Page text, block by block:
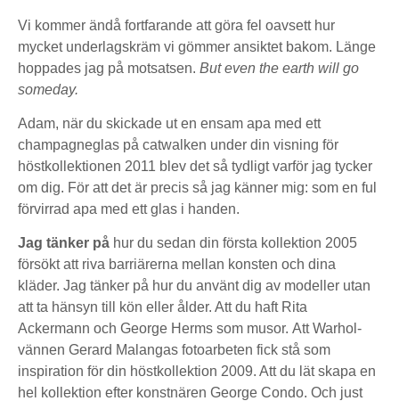
Vi kommer ändå fortfarande att göra fel oavsett hur
mycket underlagskräm vi gömmer ansiktet bakom. Länge
hoppades jag på motsatsen. But even the earth will go
someday.
Adam, när du skickade ut en ensam apa med ett
champagneglas på catwalken under din visning för
höstkollektionen 2011 blev det så tydligt varför jag tycker
om dig. För att det är precis så jag känner mig: som en ful
förvirrad apa med ett glas i handen.
Jag tänker på hur du sedan din första kollektion 2005
försökt att riva barriärerna mellan konsten och dina
kläder. Jag tänker på hur du använt dig av modeller utan
att ta hänsyn till kön eller ålder. Att du haft Rita
Ackermann och George Herms som musor. Att Warhol-
vännen Gerard Malangas fotoarbeten fick stå som
inspiration för din höstkollektion 2009. Att du lät skapa en
hel kollektion efter konstnären George Condo. Och just